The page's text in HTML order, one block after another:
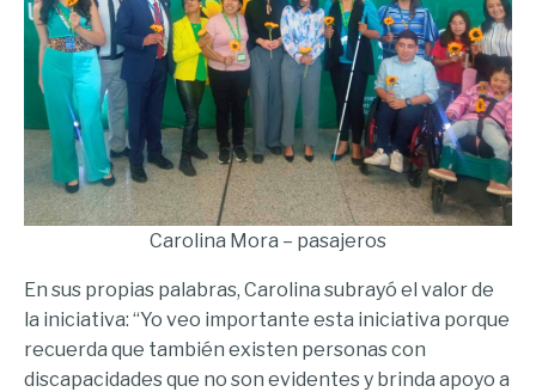
Carolina Mora – pasajeros
En sus propias palabras, Carolina subrayó el valor de
la iniciativa: “Yo veo importante esta iniciativa porque
recuerda que también existen personas con
discapacidades que no son evidentes y brinda apoyo a